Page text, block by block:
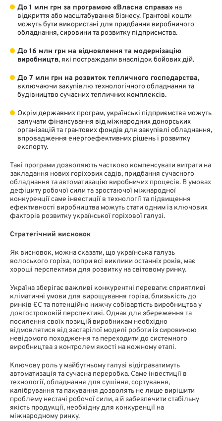
До 1 млн грн за програмою «Власна справа» на
відкриття або масштабування бізнесу. Грантові кошти
можуть бути використані для придбання виробничого
обладнання, сировини та розвитку підприємства.
До 16 млн грн на відновлення та модернізацію
виробництв, які постраждали внаслідок бойових дій.
До 7 млн грн на розвиток тепличного господарства,
включаючи закупівлю технологічного обладнання та
будівництво сучасних тепличних комплексів.
Окрім державних програм, українські підприємства можуть
залучати фінансування від міжнародних донорських
організацій та грантових фондів для закупівлі обладнання,
впровадження енергоефективних рішень і розвитку
експорту.
Такі програми дозволяють частково компенсувати витрати на
закладання нових горіхових садів, придбання сучасного
обладнання та автоматизацію виробничих процесів. В умовах
дефіциту робочої сили та зростаючої міжнародної
конкуренції саме інвестиції в технології та підвищення
ефективності виробництва можуть стати одним із ключових
факторів розвитку української горіхової галузі.
Стратегічний висновок
Як висновок, можна сказати, що українська галузь
волоського горіха, попри всі виклики останніх років, має
хороші перспективи для розвитку на світовому ринку.
Україна зберігає важливі конкурентні переваги: сприятливі
кліматичні умови для вирощування горіха, близькість до
ринків ЄС та потенційно нижчу собівартість виробництва у
довгостроковій перспективі. Однак для збереження та
посилення своїх позицій виробникам необхідно
відмовлятися від застарілої моделі роботи із сировиною
невідомого походження та переходити до системного
виробництва з контролем якості на кожному етапі.
Ключову роль у майбутньому галузі відіграватимуть
автоматизація та сучасна переробка. Саме інвестиції в
технології, обладнання для сушіння, сортування,
калібрування та пакування дозволять не лише вирішити
проблему нестачі робочої сили, а й забезпечити стабільну
якість продукції, необхідну для конкуренції на
міжнародному ринку.